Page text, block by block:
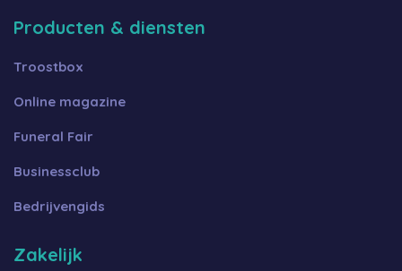
Producten & diensten
Troostbox
Online magazine
Funeral Fair
Businessclub
Bedrijvengids
Zakelijk